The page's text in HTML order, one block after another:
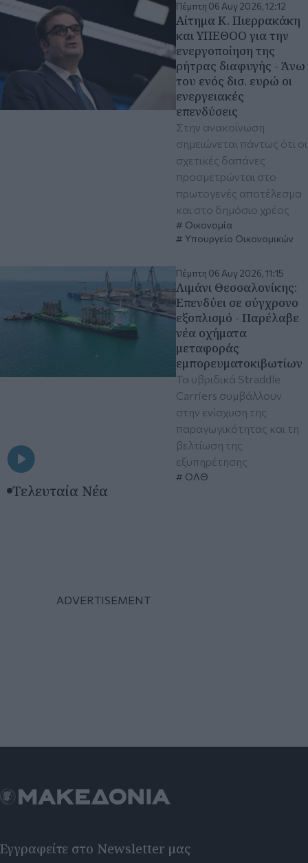
Πέμπτη 06 Αυγ 2026, 12:12
Αίτημα Κ. Πιερρακάκη
και ΥΠΕΘΟΟ για την
ενεργοποίηση της
ρήτρας διαφυγής - Άνω
του ενός δισ. ευρώ οι
ενεργειακές
επενδύσεις
Στην ανακοίνωση
σημειώνεται πάντως ότι οι
σχετικές δαπάνες
προσμετρώνται στο
πρωτογενές αποτέλεσμα
και στο δημόσιο χρέος
Οικονομία
Υπουργείο Οικονομικών
Πέμπτη 06 Αυγ 2026, 11:15
Λιμάνι Θεσσαλονίκης:
Eπενδύει σε σύγχρονο
εξοπλισμό - Παρέλαβε
νέα οχήματα
μεταφοράς
εμπορευματοκιβωτίων
Τα υβριδικά Straddle
Carriers συμβάλλουν
στην ενίσχυση της
παραγωγικότητας και τη
βελτίωση της
εξυπηρέτησης
ΟΛΘ
Τελευταία Νέα
Εγγραφείτε στο Newsletter μας